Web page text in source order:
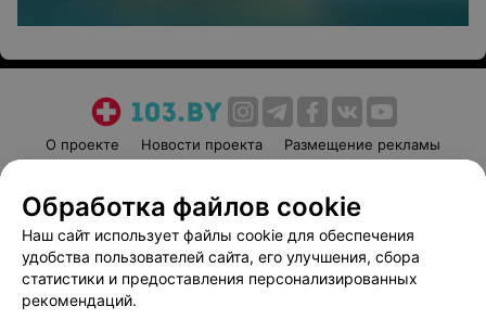
О проекте Новости проекта
Размещение рекламы
Пользовательское соглашение
Способы оплаты
Вакансии
Партнеры
Написать руководителю 103.by
Обработка файлов cookie
Наш сайт использует файлы cookie для обеспечения
удобства пользователей сайта, его улучшения, сбора
статистики и предоставления персонализированных
рекомендаций.